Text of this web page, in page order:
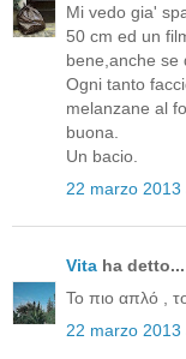
Mi vedo gia'
50 cm ed un
bene,anche se
Ogni tanto
melanzane al
buona.
Un bacio.
22 marzo
Vita ha detto...
Το πιο απλό ,
22 marzo 2013